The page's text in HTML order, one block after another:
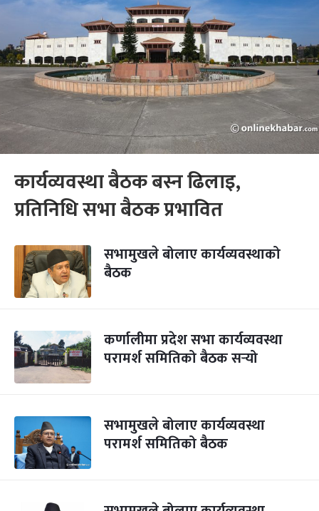
कार्यव्यवस्था बैठक बस्न ढिलाइ,
प्रतिनिधि सभा बैठक प्रभावित
सभामुखले बोलाए कार्यव्यवस्थाको
बैठक
कर्णालीमा प्रदेश सभा कार्यव्यवस्था
परामर्श समितिको बैठक सर्‍यो
सभामुखले बोलाए कार्यव्यवस्था
परामर्श समितिको बैठक